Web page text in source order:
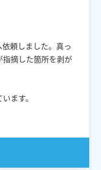
頼しました。真っ
摘した箇所を剥が
ます。